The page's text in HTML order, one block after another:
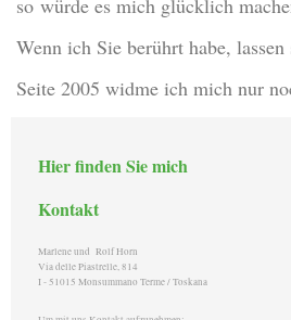
Wenn ich Sie berührt habe,
Seite 2005 widme ich mich nur
Hier finden Sie mich
Kontakt
Marlene und Rolf Horn
Via delle Piastrelle, 814
I - 51015 Monsummano Terme / Toskana